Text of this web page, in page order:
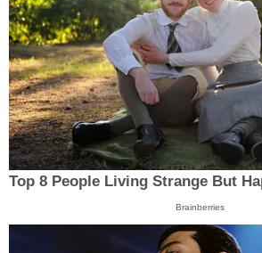
Top 8 People Living Strange But
Brainberries